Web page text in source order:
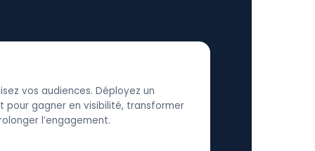
vos audiences. Déployez un
gagner en visibilité, transformer
l’engagement.